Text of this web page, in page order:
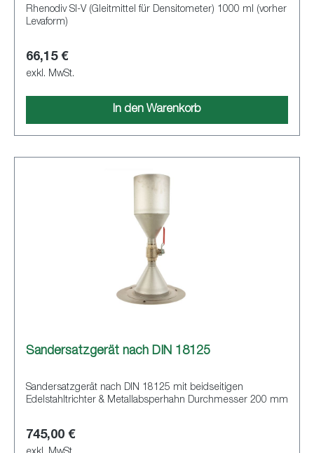
Rhenodiv SI-V (Gleitmittel für Densitometer) 1000 ml (vorher
Levaform)
66,15 €
exkl. MwSt.
In den Warenkorb
Sandersatzgerät nach DIN 18125
Sandersatzgerät nach DIN 18125 mit beidseitigen
Edelstahltrichter & Metallabsperhahn Durchmesser 200 mm
745,00 €